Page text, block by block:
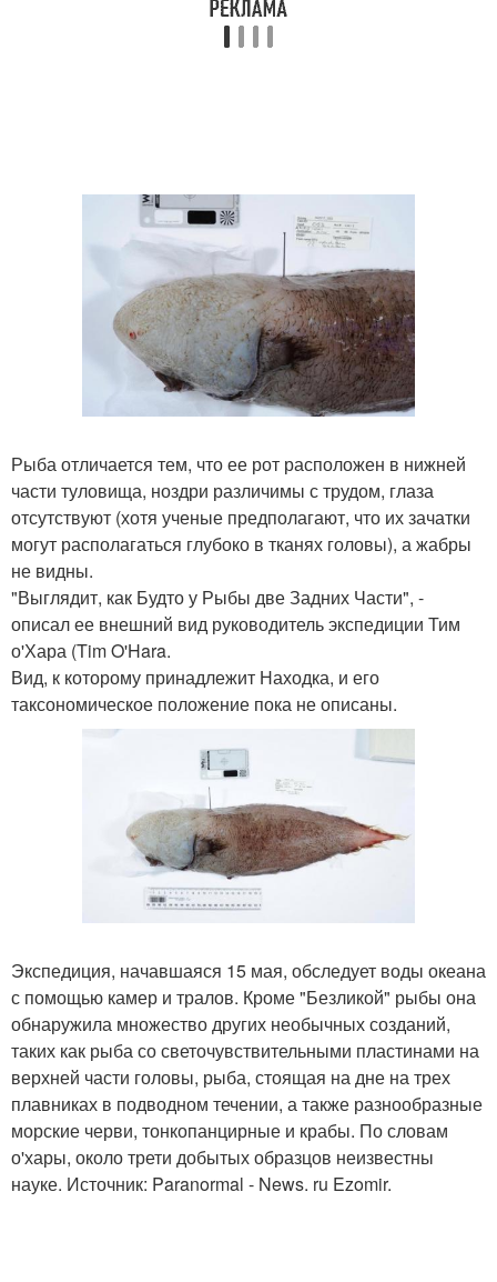
Рыба отличается тем, что ее рот расположен в нижней
части туловища, ноздри различимы с трудом, глаза
отсутствуют (хотя ученые предполагают, что их зачатки
могут располагаться глубоко в тканях головы), а жабры
не видны.
"Выглядит, как Будто у Рыбы две Задних Части", -
описал ее внешний вид руководитель экспедиции Тим
о'Хара (Tim O'Hara.
Вид, к которому принадлежит Находка, и его
таксономическое положение пока не описаны.
Экспедиция, начавшаяся 15 мая, обследует воды океана
с помощью камер и тралов. Кроме "Безликой" рыбы она
обнаружила множество других необычных созданий,
таких как рыба со светочувствительными пластинами на
верхней части головы, рыба, стоящая на дне на трех
плавниках в подводном течении, а также разнообразные
морские черви, тонкопанцирные и крабы. По словам
о'хары, около трети добытых образцов неизвестны
науке. Источник: Paranormal - News. ru Ezomir.